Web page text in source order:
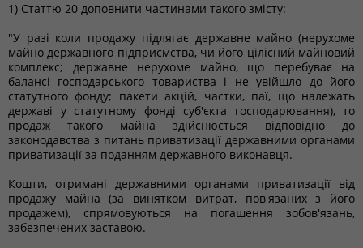
1) Статтю 20 доповнити частинами такого змісту:
"У разі коли продажу підлягає державне майно (нерухоме
майно державного підприємства, чи його цілісний майновий
комплекс; державне нерухоме майно, що перебуває на
балансі господарського товариства і не увійшло до його
статутного фонду; пакети акцій, частки, паї, що належать
державі у статутному фонді суб'єкта господарювання), то
продаж такого майна здійснюється відповідно до
законодавства з питань приватизації державними органами
приватизації за поданням державного виконавця.
Кошти, отримані державними органами приватизації від
продажу майна (за винятком витрат, пов'язаних з його
продажем), спрямовуються на погашення зобов'язань,
забезпечених заставою.